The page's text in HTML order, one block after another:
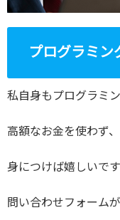
プログラミン
私自身もプログラミ
高額なお金を使わず
身につけば嬉しいです
問い合わせフォーム